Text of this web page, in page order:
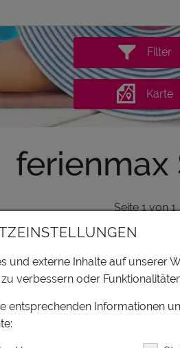
Filter
Karte
ferienmax
Seite1von1
GEMEINDEALPE
MITTERBACH AM
NIEDERÖSTERREICH
und externe Inhalte auf unserer
verbessern oder
entsprechenden Informationen